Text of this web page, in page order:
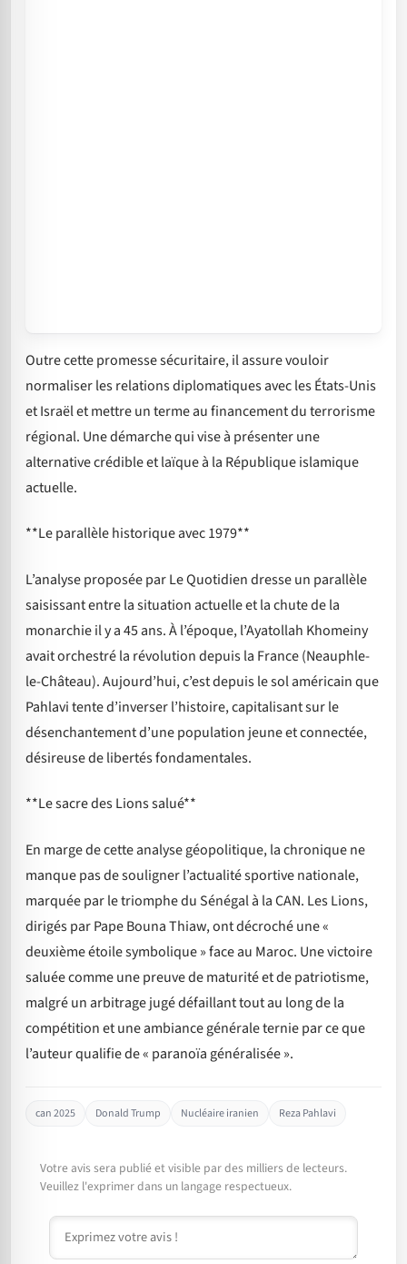
Outre cette promesse sécuritaire, il assure vouloir
normaliser les relations diplomatiques avec les États-Unis
et Israël et mettre un terme au financement du terrorisme
régional. Une démarche qui vise à présenter une
alternative crédible et laïque à la République islamique
actuelle.
**Le parallèle historique avec 1979**
L’analyse proposée par Le Quotidien dresse un parallèle
saisissant entre la situation actuelle et la chute de la
monarchie il y a 45 ans. À l’époque, l’Ayatollah Khomeiny
avait orchestré la révolution depuis la France (Neauphle-
le-Château). Aujourd’hui, c’est depuis le sol américain que
Pahlavi tente d’inverser l’histoire, capitalisant sur le
désenchantement d’une population jeune et connectée,
désireuse de libertés fondamentales.
**Le sacre des Lions salué**
En marge de cette analyse géopolitique, la chronique ne
manque pas de souligner l’actualité sportive nationale,
marquée par le triomphe du Sénégal à la CAN. Les Lions,
dirigés par Pape Bouna Thiaw, ont décroché une «
deuxième étoile symbolique » face au Maroc. Une victoire
saluée comme une preuve de maturité et de patriotisme,
malgré un arbitrage jugé défaillant tout au long de la
compétition et une ambiance générale ternie par ce que
l’auteur qualifie de « paranoïa généralisée ».
can 2025 Donald Trump Nucléaire iranien Reza Pahlavi
Votre avis sera publié et visible par des milliers de lecteurs.
Veuillez l'exprimer dans un langage respectueux.
Commentaire